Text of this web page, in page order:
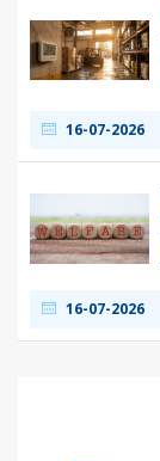
16-07-2026
16-07-2026